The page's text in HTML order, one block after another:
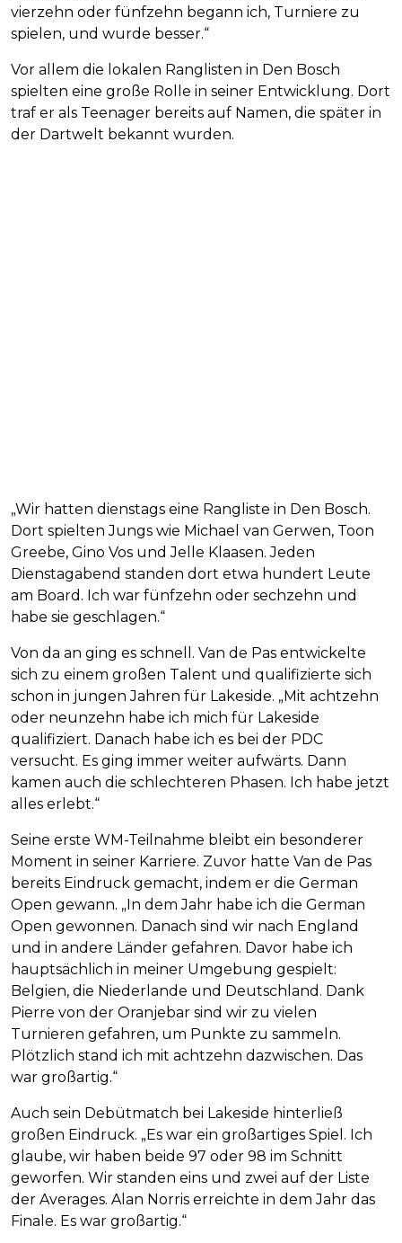
vierzehn oder fünfzehn begann ich, Turniere zu
spielen, und wurde besser.“
Vor allem die lokalen Ranglisten in Den Bosch
spielten eine große Rolle in seiner Entwicklung. Dort
traf er als Teenager bereits auf Namen, die später in
der Dartwelt bekannt wurden.
„Wir hatten dienstags eine Rangliste in Den Bosch.
Dort spielten Jungs wie Michael van Gerwen, Toon
Greebe, Gino Vos und Jelle Klaasen. Jeden
Dienstagabend standen dort etwa hundert Leute
am Board. Ich war fünfzehn oder sechzehn und
habe sie geschlagen.“
Von da an ging es schnell. Van de Pas entwickelte
sich zu einem großen Talent und qualifizierte sich
schon in jungen Jahren für Lakeside. „Mit achtzehn
oder neunzehn habe ich mich für Lakeside
qualifiziert. Danach habe ich es bei der PDC
versucht. Es ging immer weiter aufwärts. Dann
kamen auch die schlechteren Phasen. Ich habe jetzt
alles erlebt.“
Seine erste WM-Teilnahme bleibt ein besonderer
Moment in seiner Karriere. Zuvor hatte Van de Pas
bereits Eindruck gemacht, indem er die German
Open gewann. „In dem Jahr habe ich die German
Open gewonnen. Danach sind wir nach England
und in andere Länder gefahren. Davor habe ich
hauptsächlich in meiner Umgebung gespielt:
Belgien, die Niederlande und Deutschland. Dank
Pierre von der Oranjebar sind wir zu vielen
Turnieren gefahren, um Punkte zu sammeln.
Plötzlich stand ich mit achtzehn dazwischen. Das
war großartig.“
Auch sein Debütmatch bei Lakeside hinterließ
großen Eindruck. „Es war ein großartiges Spiel. Ich
glaube, wir haben beide 97 oder 98 im Schnitt
geworfen. Wir standen eins und zwei auf der Liste
der Averages. Alan Norris erreichte in dem Jahr das
Finale. Es war großartig.“